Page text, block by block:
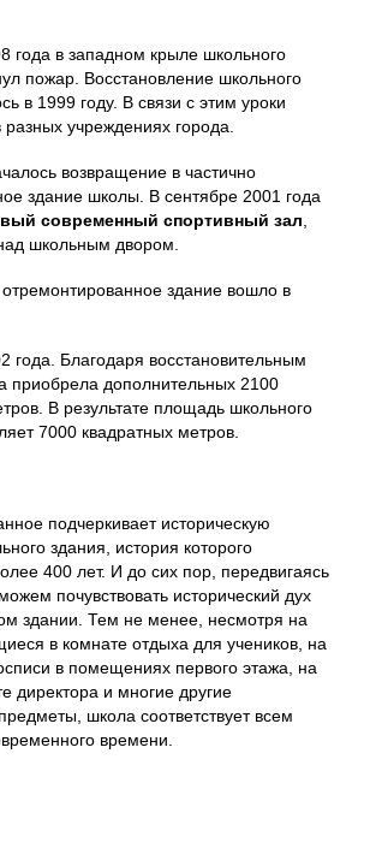
года в западном крыле школьного
пожар. Восстановление школьного
в 1999 году. В связи с этим уроки
учреждениях города.
возвращение в частично
здание школы. В сентябре 2001 года
современный спортивный зал
школьным двором.
здание вошло в
года. Благодаря восстановительным
приобрела дополнительных 2100
В результате площадь школьного
7000 квадратных метров.
подчеркивает историческую
здания, история которого
400 лет. И до сих пор, передвигаясь
почувствовать исторический дух
здании. Тем не менее, несмотря на
в комнате отдыха для учеников, на
в помещениях первого этажа, на
директора и многие другие
школа соответствует всем
времени.